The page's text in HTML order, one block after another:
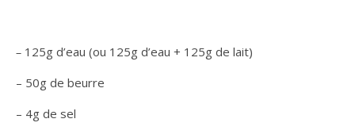
– 125g d’eau (ou 125g d’eau + 125g de lait)
– 50g de beurre
– 4g de sel